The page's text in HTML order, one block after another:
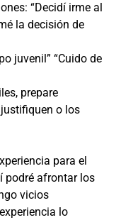
“Decidí irme al
la decisión de
juvenil” “Cuido de
prepare
o los
para el
podré afrontar los
vicios
lo